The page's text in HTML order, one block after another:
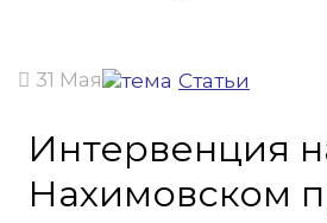
31 Мая Статьи
Интервенция
Нахимовском